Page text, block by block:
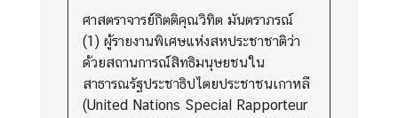
ศาสตราจารย์กิตติคุณวิทิต มันตราภรณ์
(1) ผู้รายงานพิเศษแห่งสหประชาชาติว่า
ด้วยสถานการณ์สิทธิมนุษยชนใน
สาธารณรัฐประชาธิปไตยประชาชนเกาหลี
(United Nations Special Rapporteur